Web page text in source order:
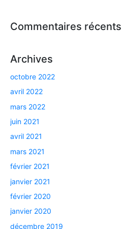
Commentaires récents
Archives
octobre 2022
avril 2022
mars 2022
juin 2021
avril 2021
mars 2021
février 2021
janvier 2021
février 2020
janvier 2020
décembre 2019